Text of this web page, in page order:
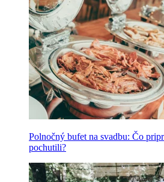
Polnočný bufet na svadbu: Čo
pochutili?